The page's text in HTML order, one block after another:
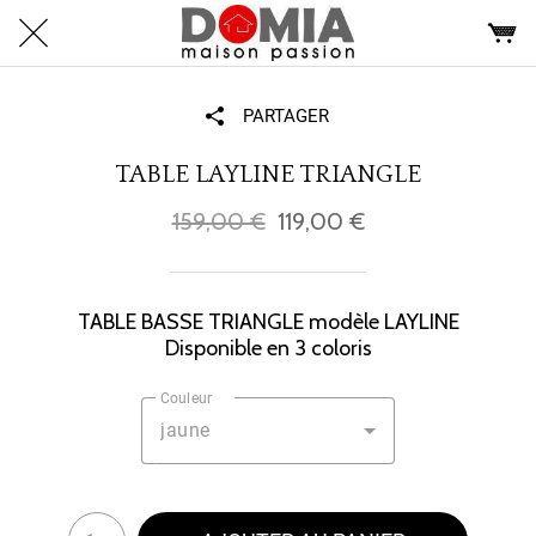
PARTAGER
TABLE LAYLINE TRIANGLE
159,00 € 119,00 €
TABLE BASSE TRIANGLE modèle LAYLINE
Disponible en 3 coloris
Couleur
jaune